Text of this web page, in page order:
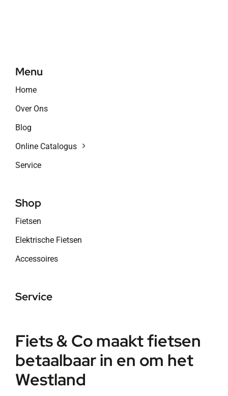
Menu
Home
Over Ons
Blog
Online Catalogus
Service
Shop
Fietsen
Elektrische Fietsen
Accessoires
Service
Fiets & Co maakt fietsen
betaalbaar in en om het
Westland